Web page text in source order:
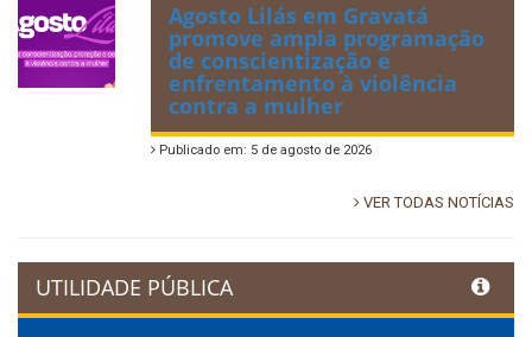
Agosto Lilás em Gravatá
promove ampla programação
de conscientização e
enfrentamento à violência
contra a mulher
Publicado em: 5 de agosto de 2026
VER TODAS NOTÍCIAS
UTILIDADE PÚBLICA